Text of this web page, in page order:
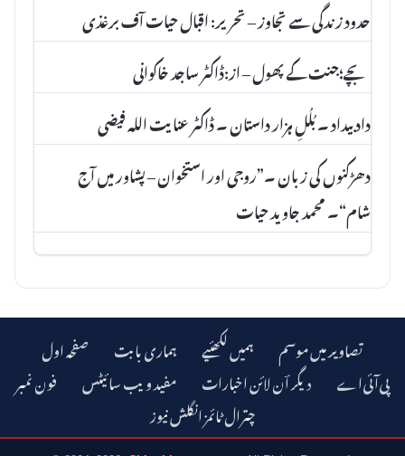
حدود زندگی سے تجاوز – تحریر: اقبال حیات آف برغذی
بچے؛جنت کے پھول – از:ڈاکٹر ساجد خاکوانی
داد بیداد ۔ بُلُلِ ہزار داستان ۔ ڈاکٹر عنا یت اللہ فیضی
دھڑکنوں کی زبان ۔”روجی اور استخوان – پشاور میں آج
شام“۔ محمد جاوید حیات
صفحہ اول ہماری بابت ہمیں لکھئیے
تصاویر میں موسم
فون نمبر
مفید ویب سائیٹس دیگر اؔن لائن اخبارات
چترال ٹائمز انگلش نیوز